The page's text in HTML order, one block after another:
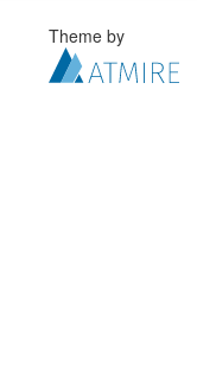
Theme by